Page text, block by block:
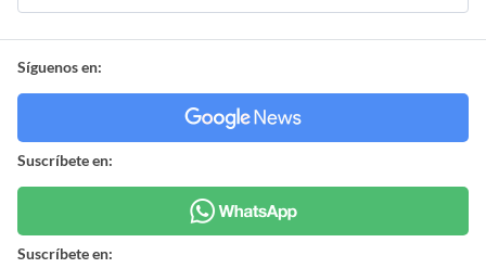
Síguenos en:
Suscríbete en:
Suscríbete en: